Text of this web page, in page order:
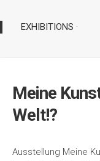
EXHIBITIONS ·
Meine
Welt!?
Ausstellung Meine